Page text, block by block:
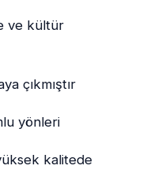
ve kültür
çıkmıştır
yönleri
kalitede